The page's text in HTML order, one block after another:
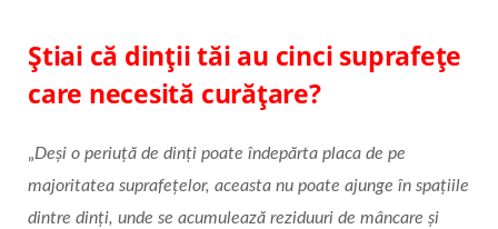
Știai că dinții tăi au cinci suprafețe
care necesită curățare?
„Deși o periuță de dinți poate îndepărta placa de pe
majoritatea suprafețelor, aceasta nu poate ajunge în spațiile
dintre dinți, unde se acumulează reziduuri de mâncare și